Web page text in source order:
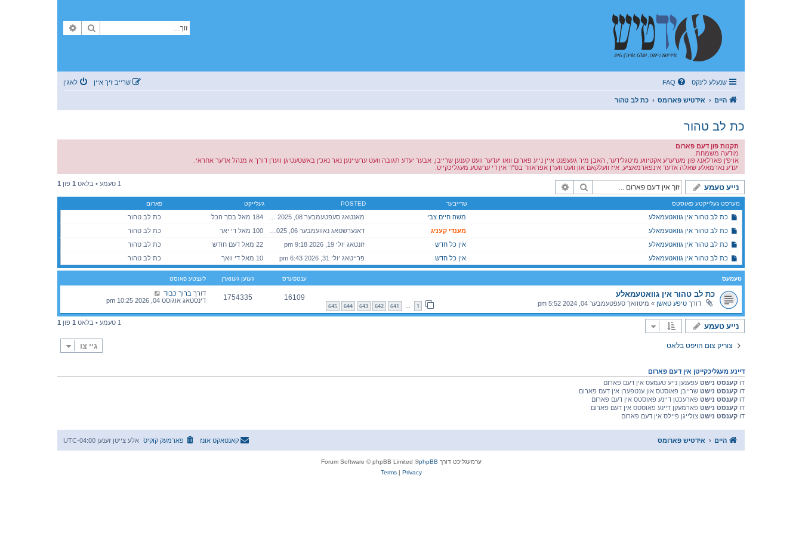
זוך
שנעלע לינקס FAQ לאגין שרייב זיך איין
היים אידטיש פארומס כת לב טהור
כת לב טהור
תקנות פון דעם פארום
מודעה משמחת.
אויפ'ן פארלאנג פון מערערע אקטיווע מיטגלידער, האבן מיר געעפנט איין נייע פארום וואו יעדער וועט קענען שרייבן, אבער יעדע תגובה וועט ערשיינען נאר נאכ'ן באשטעטיגן ווערן דורך א מנהל אדער אחראי.
יעדע נארמאלע שאלה אדער אינפארמאציע, איז וועלקאם און וועט ווערן אפראווד בס"ד אין די ערשטע מעגליכקייט.
נייע טעמע זוך 1 טעמע • בלאט 1 פון 1
מערסט געלייקטע פאוסטס שרייבער POSTED געלייקט פארום
כת לב טהור אין גוואטעמאלע משה חיים צבי 184 מאל בסך הכל
כת לב טהור
כת לב טהור אין גוואטעמאלע
מענדי קעניג 100 מאל די יאר
כת לב טהור
כת לב טהור אין גוואטעמאלע
אין כל חדש זונטאג יולי 19, 2026 9:18 pm 22 מאל דעם חודש
כת לב טהור
כת לב טהור אין גוואטעמאלע
אין כל חדש פרייטאג יולי 31, 2026 6:43 pm 10 מאל די וואך כת לב טהור
טעמעס ענטפערס געזען געווארן לעצטע פאוסט
כת לב טהור אין גוואטעמאלע
דורך טיפע טאשן » מיטוואך סעפטעמבער 04, 2024 5:52 pm 1
…
641
642
643
644
645
16109
1754335 דורך ברוך כבוד
דינסטאג אוגוסט 04, 2026 10:25 pm
נייע טעמע 1 טעמע • בלאט 1 פון 1
צוריק צום הויפט בלאט גיי צו
דיינע מעגליכקייטן אין דעם פארום
דו קענסט נישט עפענען נייע טעמעס אין דעם פארום
דו קענסט נישט שרייבן פאוסטס און ענטפערן אין דעם פארום
דו קענסט נישט פארעכטן דיינע פאוסטס אין דעם פארום
דו קענסט נישט פארמעקן דיינע פאוסטס אין דעם פארום
דו קענסט נישט צולייגן פיילס אין דעם פארום
היים אידטיש פארומס אלע צייטן זענען UTC-04:00 פארמעק קוקיס קאנטאקט אונז
ערמעגליכט דורך phpBB
® Forum Software © phpBB Limited
Privacy
|
Terms